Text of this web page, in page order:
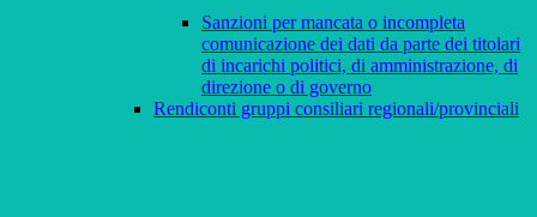
Sanzioni per mancata o incompleta
comunicazione dei dati da parte dei titolari
di incarichi politici, di amministrazione, di
direzione o di governo
Rendiconti gruppi consiliari regionali/provinciali